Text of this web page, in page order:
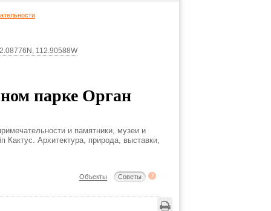
112.90588W
парке Орган
и памятники, музеи и
Кактус. Архитектура, природа, выставки,
Объекты Советы